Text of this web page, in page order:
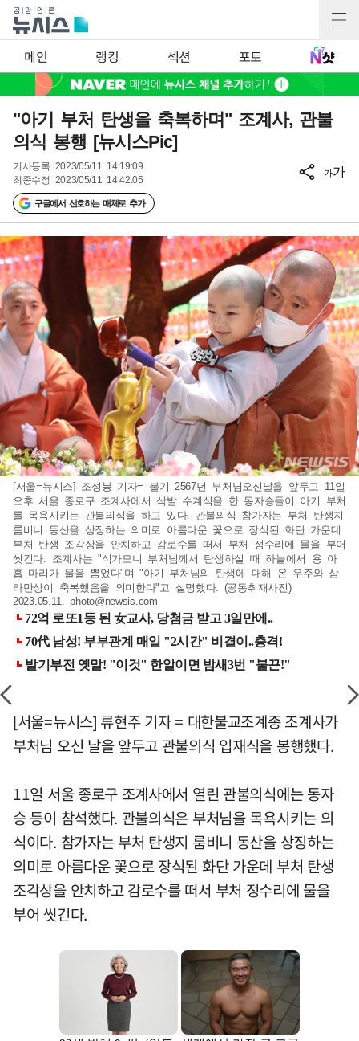
메인 랭킹 섹션 포토
"아기 부처 탄생을 축복하며" 조계사, 관불
의식 봉행 [뉴시스Pic]
기사등록 2023/05/11 14:19:09
최종수정 2023/05/11 14:42:05
구글에서 선호하는 매체로 추가
가가
[서울=뉴시스] 조성봉 기자= 불기 2567년 부처님오신날을 앞두고 11일
오후 서울 종로구 조계사에서 삭발 수계식을 한 동자승들이 아기 부처
를 목욕시키는 관불의식을 하고 있다. 관불의식 참가자는 부처 탄생지
룸비니 동산을 상징하는 의미로 아름다운 꽃으로 장식된 화단 가운데
부처 탄생 조각상을 안치하고 감로수를 떠서 부처 정수리에 물을 부어
씻긴다. 조계사는 "석가모니 부처님께서 탄생하실 때 하늘에서 용 아
홉 마리가 물을 뿜었다"며 "아기 부처님의 탄생에 대해 온 우주와 삼
라만상이 축복했음을 의미한다"고 설명했다. (공동취재사진)
2023.05.11.photo@newsis.com
[서울=뉴시스] 류현주 기자 = 대한불교조계종 조계사가
부처님 오신 날을 앞두고 관불의식 입재식을 봉행했다.
11일 서울 종로구 조계사에서 열린 관불의식에는 동자
승 등이 참석했다. 관불의식은 부처님을 목욕시키는 의
식이다. 참가자는 부처 탄생지 룸비니 동산을 상징하는
의미로 아름다운 꽃으로 장식된 화단 가운데 부처 탄생
조각상을 안치하고 감로수를 떠서 부처 정수리에 물을
부어 씻긴다.